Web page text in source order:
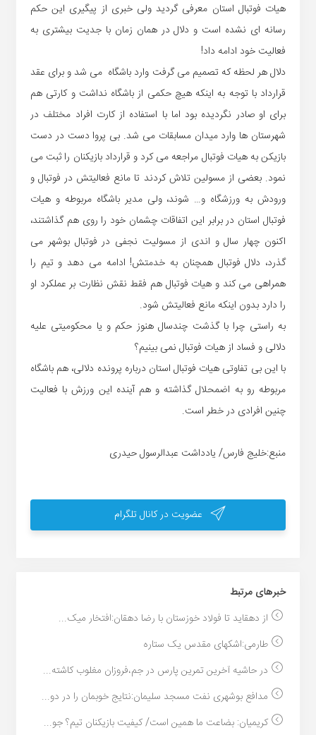
هیات فوتبال استان معرفی گردید ولی خبری از پیگیری این حکم
رسانه ای نشده است و دلال در همان زمان با جدیت بیشتری به
فعالیت خود ادامه داد!
دلال هر لحظه که تصمیم می گرفت وارد باشگاه می شد و برای عقد
قرارداد با توجه به اینکه هیچ حکمی از باشگاه نداشت و کارتی هم
برای او صادر نگردیده بود اما با استفاده از کارت افراد مختلف در
شهرستان ها وارد میدان مسابقات می شد. بی پروا دست در دست
بازیکن به هیات فوتبال مراجعه می کرد و قرارداد بازیکنان را ثبت می
نمود. بعضی از مسولین تلاش کردند تا مانع فعالیتش در فوتبال و
ورودش به ورزشگاه و… شوند، ولی مدیر باشگاه مربوطه و هیات
فوتبال استان در برابر این اتفاقات چشمان خود را روی هم گذاشتند،
اکنون چهار سال و اندی از مسولیت نجفی در فوتبال بوشهر می
گذرد، دلال فوتبال همچنان به خدمتش! ادامه می دهد و تیم را
همراهی می کند و هیات فوتبال هم فقط نقش نظارت بر عملکرد او
را دارد بدون اینکه مانع فعالیتش شود.
به راستی چرا با گذشت چندسال هنوز حکم و یا محکومیتی علیه
دلالی و فساد از هیات فوتبال نمی بینیم؟
با این بی تفاوتی هیات فوتبال استان درباره پرونده دلالی، هم باشگاه
مربوطه رو به اضمحلال گذاشته و هم آینده این ورزش با فعالیت
چنین افرادی در خطر است.
منبع:خلیج فارس/ یادداشت عبدالرسول حیدری
عضویت در کانال تلگرام
خبر‌های مرتبط
از دهقاید تا فولاد خوزستان با رضا دهقان:افتخار میک...
طارمی:اشکهای مقدس یک ستاره
در حاشیه آخرین تمرین پارس در جم،فروزان مغلوب کاشته...
مدافع بوشهری نفت مسجد سلیمان:نتایج خوبمان را در دو...
کریمیان: بضاعت ما همین است/ کیفیت بازیکنان تیم؟ جو...